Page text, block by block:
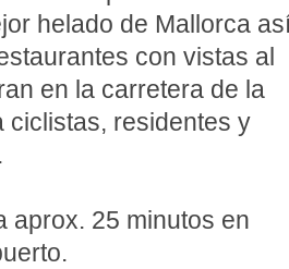
helado de Mallorca
con vistas al
en la carretera de la
ciclistas, residentes y
aprox. 25 minutos en